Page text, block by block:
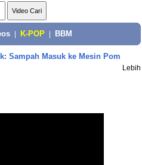
K-POP BBM
Sampah Masuk ke Mesin Pom
Lebih